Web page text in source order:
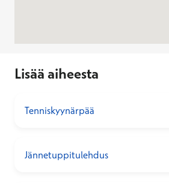
Lisää aiheesta
Tenniskyynärpää
Jännetuppitulehdus